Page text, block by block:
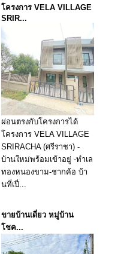
โครงการ VELA VILLAGE
SRIR...
ผ่อนตรงกับโครงการได้
️โครงการ VELA VILLAGE
SRIRACHA️ (ศรีราชา) -
บ้านใหม่พร้อมเข้าอยู่ -ทำเล
ทองหนองขาม-ชากค้อ บ้า
นที่เปี่...
ขายบ้านเดี่ยว หมู่บ้าน
โชค...